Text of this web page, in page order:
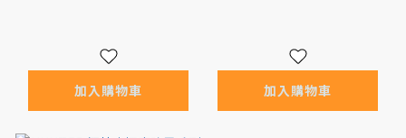
加入購物車 加入購物車